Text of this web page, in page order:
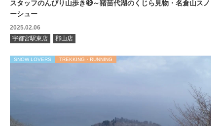
スタッフのんびり山歩き㊾～猪苗代湖のくじら見物・名倉山スノ
ーシュー
2025.02.06
宇都宮駅東店
郡山店
SNOW LOVERS TREKKING・RUNNING